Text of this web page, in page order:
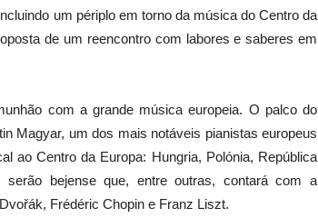
um périplo em torno da música do Centro da
de um reencontro com labores e saberes em
com a grande música europeia. O palco do
Magyar, um dos mais notáveis pianistas europeus
ao Centro da Europa: Hungria, Polónia, República
serão bejense que, entre outras, contará com a
Frédéric Chopin e Franz Liszt.